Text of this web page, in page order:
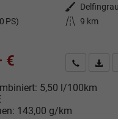
Außenfarbe
PS) Kilometerstand 9 km
€ Kontakt &
5,50 l/100km
143,00 g/km